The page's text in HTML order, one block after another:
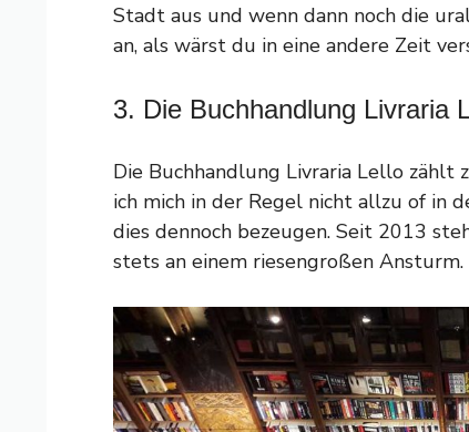
Stadt aus und wenn dann noch die
an, als wärst du in eine andere Zeit
3. Die Buchhandlung Livraria
Die Buchhandlung Livraria Lello zählt
ich mich in der Regel nicht allzu of in
dies dennoch bezeugen. Seit 2013
stets an einem riesengroßen Ansturm.